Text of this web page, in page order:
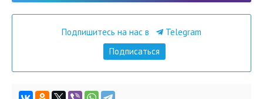
Подпишитесь на нас в
Telegram
Подписаться